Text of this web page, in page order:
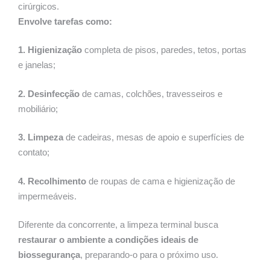
cirúrgicos.
Envolve tarefas como:
1. Higienização completa de pisos, paredes, tetos, portas
e janelas;
2. Desinfecção de camas, colchões, travesseiros e
mobiliário;
3. Limpeza de cadeiras, mesas de apoio e superfícies de
contato;
4. Recolhimento de roupas de cama e higienização de
impermeáveis.
Diferente da concorrente, a limpeza terminal busca
restaurar o ambiente a condições ideais de
biossegurança, preparando-o para o próximo uso.